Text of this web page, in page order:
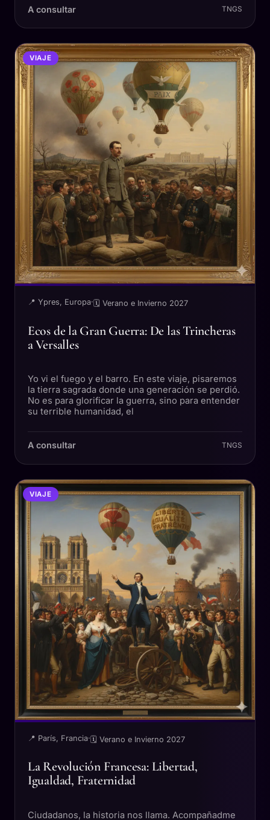
A consultar TNGS
VIAJE
📍 Ypres, Europa· 🗓 Verano e Invierno 2027
Ecos de la Gran Guerra: De las Trincheras
a Versalles
Yo vi el fuego y el barro. En este viaje, pisaremos
la tierra sagrada donde una generación se perdió.
No es para glorificar la guerra, sino para entender
su terrible humanidad, el
A consultar TNGS
VIAJE
📍 París, Francia· 🗓 Verano e Invierno 2027
La Revolución Francesa: Libertad,
Igualdad, Fraternidad
Ciudadanos, la historia nos llama. Acompañadme